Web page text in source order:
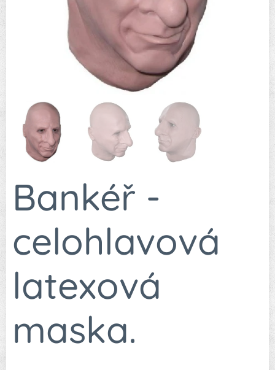
Bankéř -
celohlavová
latexová
maska.